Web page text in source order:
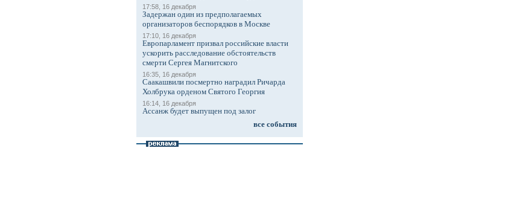
17:58, 16 декабря
Задержан один из предполагаемых
организаторов беспорядков в Москве
17:10, 16 декабря
Европарламент призвал российские власти
ускорить расследование обстоятельств
смерти Сергея Магнитского
16:35, 16 декабря
Саакашвили посмертно наградил Ричарда
Холбрука орденом Святого Георгия
16:14, 16 декабря
Ассанж будет выпущен под залог
все события